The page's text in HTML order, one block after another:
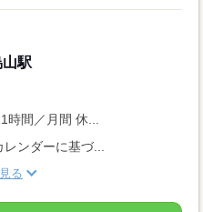
駅
間／月間 休...
ンダーに基づ...
る